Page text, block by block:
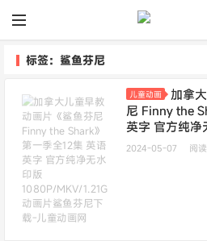
标签：鲨鱼芬尼
儿童动画
加拿
尼 Finny the
英字 官方纯净
1080P/MKV/
2024-05-07 阅